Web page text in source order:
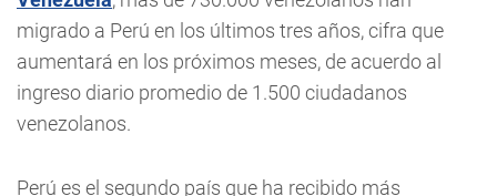
migrado a Perú en los últimos tres años, cifra que
aumentará en los próximos meses, de acuerdo al
ingreso diario promedio de 1.500 ciudadanos
venezolanos.
Perú es el segundo país que ha recibido más